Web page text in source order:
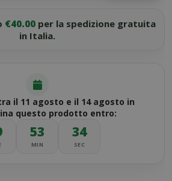
€40.00per la spedizione gratuita
in Italia.
il 11 agosto e il 14 agosto in
questo prodotto entro:
53
MIN
34
SEC